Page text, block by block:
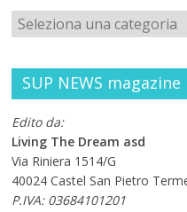
SUP NEWS magazine
Edito da:
Living The Dream asd
Via Riniera 1514/G
40024 Castel San Pietro
P.IVA: 03684101201